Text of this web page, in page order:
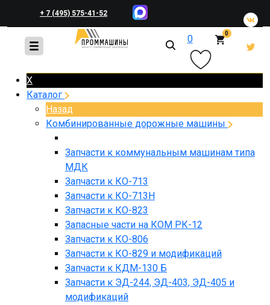
+ 7 (495) 575-41-52
+ 7 (495) 648-45-83 0 0
X
Каталог
Назад
Комбинированные дорожные машины
Запчасти к коммунальным машинам типа
МДК
Запчасти к КО-713
Запчасти к КО-713Н
Запчасти к КО-823
Запасные части на КОМ РК-12
Запчасти к КО-806
Запчасти к КО-829 и модификаций
Запчасти к КДМ-130 Б
Запчасти к ЭД-244, ЭД-403, ЭД-405 и
модификаций